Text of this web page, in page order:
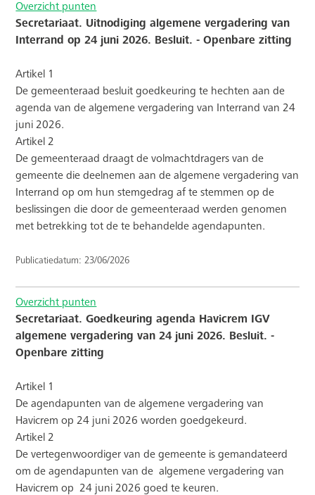
Overzicht punten
Secretariaat. Uitnodiging algemene vergadering van
Interrand op 24 juni 2026. Besluit. - Openbare zitting
Artikel 1
De gemeenteraad besluit goedkeuring te hechten aan de
agenda van de algemene vergadering van Interrand van 24
juni 2026.
Artikel 2
De gemeenteraad draagt de volmachtdragers van de
gemeente die deelnemen aan de algemene vergadering van
Interrand op om hun stemgedrag af te stemmen op de
beslissingen die door de gemeenteraad werden genomen
met betrekking tot de te behandelde agendapunten.
Publicatiedatum: 23/06/2026
Overzicht punten
Secretariaat. Goedkeuring agenda Havicrem IGV
algemene vergadering van 24 juni 2026. Besluit. -
Openbare zitting
Artikel 1
De agendapunten van de algemene vergadering van
Havicrem op 24 juni 2026 worden goedgekeurd.
Artikel 2
De vertegenwoordiger van de gemeente is gemandateerd
om de agendapunten van de algemene vergadering van
Havicrem op 24 juni 2026 goed te keuren.